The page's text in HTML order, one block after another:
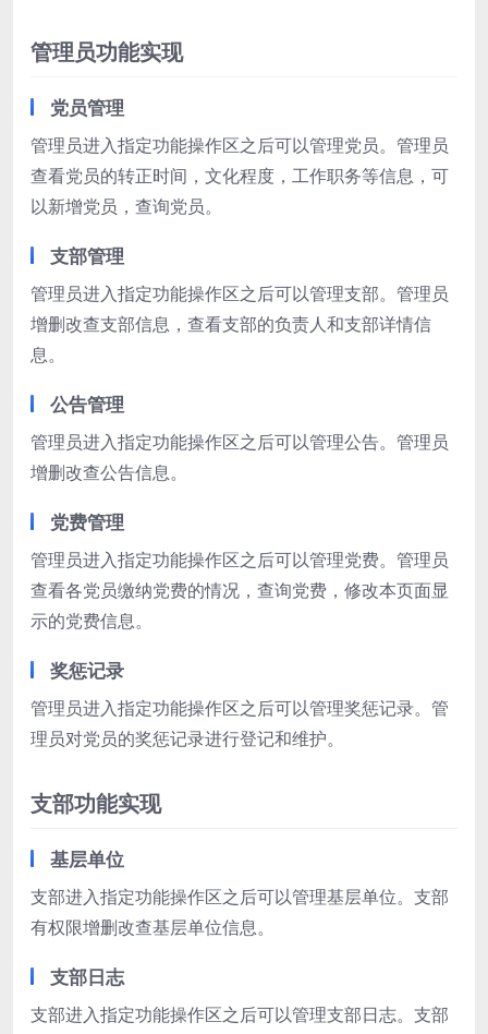
管理员功能实现
党员管理
管理员进入指定功能操作区之后可以管理党员。管理员
查看党员的转正时间，文化程度，工作职务等信息，可
以新增党员，查询党员。
支部管理
管理员进入指定功能操作区之后可以管理支部。管理员
增删改查支部信息，查看支部的负责人和支部详情信
息。
公告管理
管理员进入指定功能操作区之后可以管理公告。管理员
增删改查公告信息。
党费管理
管理员进入指定功能操作区之后可以管理党费。管理员
查看各党员缴纳党费的情况，查询党费，修改本页面显
示的党费信息。
奖惩记录
管理员进入指定功能操作区之后可以管理奖惩记录。管
理员对党员的奖惩记录进行登记和维护。
支部功能实现
基层单位
支部进入指定功能操作区之后可以管理基层单位。支部
有权限增删改查基层单位信息。
支部日志
支部进入指定功能操作区之后可以管理支部日志。支部